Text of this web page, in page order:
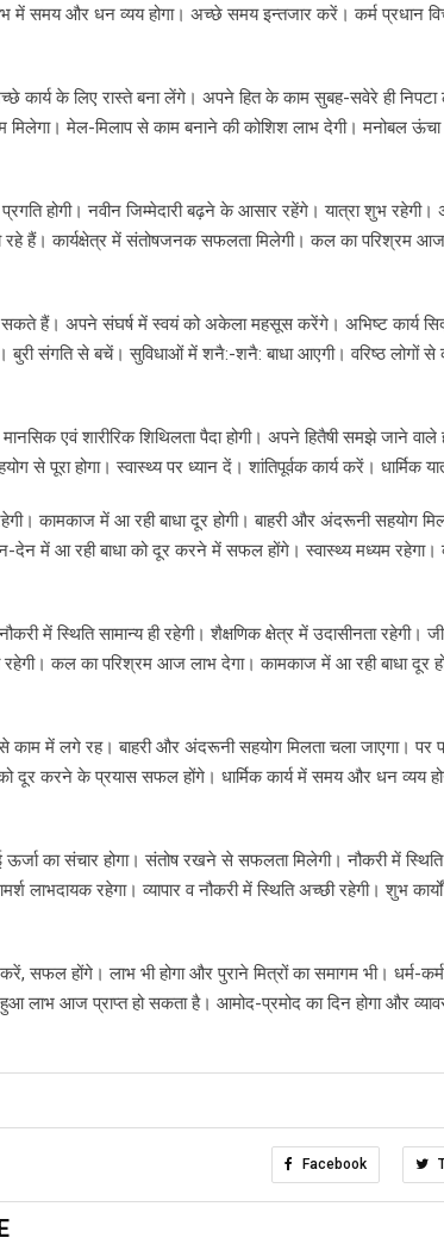
में समय और धन व्यय होगा। अच्छे समय इन्तजार करें। कर्म प्रधान
कार्य के लिए रास्ते बना लेंगे। अपने हित के काम सुबह-सवेरे ही
मिलेगा। मेल-मिलाप से काम बनाने की कोशिश लाभ देगी। मनोबल
होगी। नवीन जिम्मेदारी बढ़ने के आसार रहेंगे। यात्रा शुभ
हैं। कार्यक्षेत्र में संतोषजनक सफलता मिलेगी। कल का परिश्रम आज
हैं। अपने संघर्ष में स्वयं को अकेला महसूस करेंगे। अभिष्ट कार्य
बुरी संगति से बचें। सुविधाओं में शनै:-शनै: बाधा आएगी। वरिष्ठ लोगों से
मानसिक एवं शारीरिक शिथिलता पैदा होगी। अपने हितैषी समझे जाने
से पूरा होगा। स्वास्थ्य पर ध्यान दें। शांतिपूर्वक कार्य करें। धार्मिक
कामकाज में आ रही बाधा दूर होगी। बाहरी और अंदरूनी सहयोग
में आ रही बाधा को दूर करने में सफल होंगे। स्वास्थ्य मध्यम रहेगा।
में स्थिति सामान्य ही रहेगी। शैक्षणिक क्षेत्र में उदासीनता रहेगी।
रहेगी। कल का परिश्रम आज लाभ देगा। कामकाज में आ रही बाधा दूर
काम में लगे रह। बाहरी और अंदरूनी सहयोग मिलता चला जाएगा।
दूर करने के प्रयास सफल होंगे। धार्मिक कार्य में समय और धन व्यय
का संचार होगा। संतोष रखने से सफलता मिलेगी। नौकरी में स्थिति
लाभदायक रहेगा। व्यापार व नौकरी में स्थिति अच्छी रहेगी। शुभ
सफल होंगे। लाभ भी होगा और पुराने मित्रों का समागम भी। धर्म-
लाभ आज प्राप्त हो सकता है। आमोद-प्रमोद का दिन होगा और
Facebook